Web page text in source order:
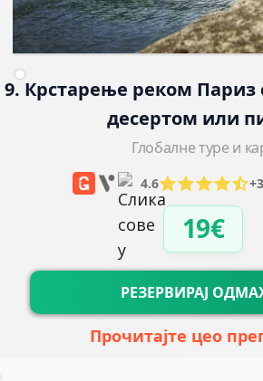
9. Крстарење реком
десертом или
Глобалне туре и
4.6
19€
РЕЗЕРВИРАЈ
Прочитајте цео